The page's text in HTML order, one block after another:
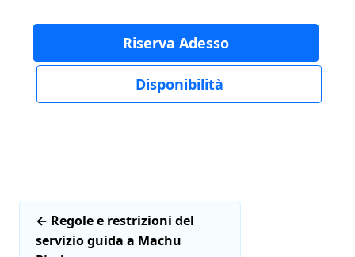
Riserva Adesso
Disponibilità
← Regole e restrizioni del
servizio guida a Machu